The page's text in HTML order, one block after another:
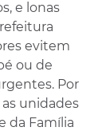
e lonas
evitem
ou de
Por
unidades
da Família